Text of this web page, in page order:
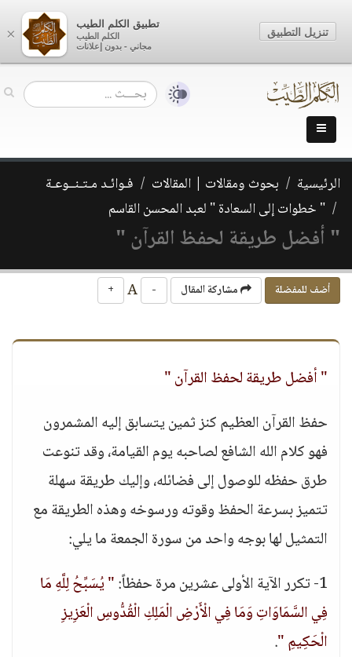
الرئيسية بحوث ومقالات | المقالات
فـوائـد مـتـنــوعـة
" خطوات إلى السعادة " لعبد المحسن القاسم
" أفضل طريقة لحفظ القرآن "
أضف للمفضلة مشاركة المقال -
+
" أفضل طريقة لحفظ القرآن "
حفظ القرآن العظيم كنز ثمين يتسابق إليه المشمرون
فهو كلام الله الشافع لصاحبه يوم القيامة، وقد تنوعت
طرق حفظه للوصول إلى فضائله، وإليك طريقة سهلة
تتميز بسرعة الحفظ وقوته ورسوخه وهذه الطريقة مع
التمثيل لها بوجه واحد من سورة الجمعة ما يلي:
1- تكرر الآية الأولى عشرين مرة حفظاً:
" يُسَبِّحُ لِلَّهِ مَا
فِي السَّمَاوَاتِ وَمَا فِي الْأَرْضِ الْمَلِكِ الْقُدُّوسِ الْعَزِيزِ
الْحَكِيمِ ".
×
تطبيق الكلم الطيب
الكلم الطيب
مجاني - بدون إعلانات
تنزيل التطبيق